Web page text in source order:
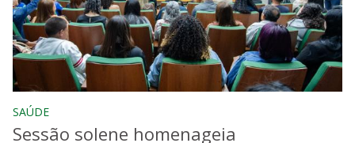
SAÚDE
Sessão solene homenageia